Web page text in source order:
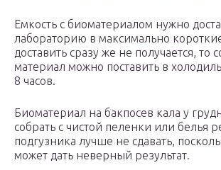
Емкость с биоматериалом нужно
лабораторию в максимально
доставить сразу же не получается, то
материал можно поставить в
8 часов.
Биоматериал на бакпосев кала у
собрать с чистой пеленки или белья
подгузника лучше не сдавать,
может дать неверный результат.